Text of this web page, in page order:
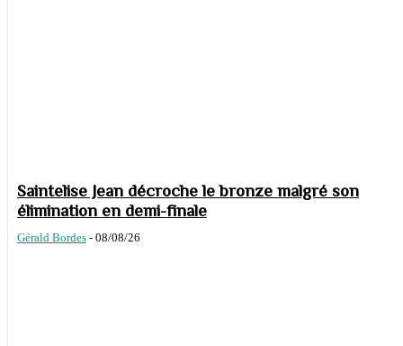
Saintelise Jean décroche le bronze malgré son
élimination en demi-finale
Gérald Bordes - 08/08/26